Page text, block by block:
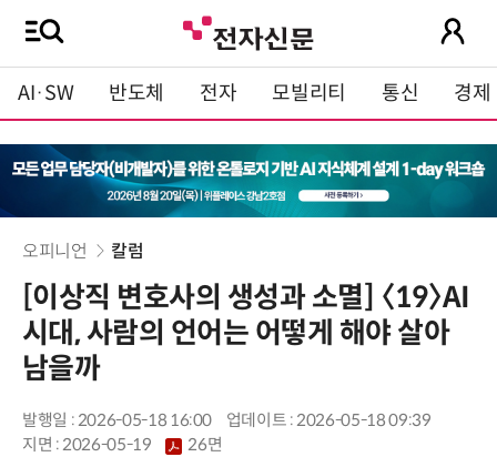
AI·SW 반도체 전자 모빌리티 통신 경제
오피니언 칼럼
[이상직 변호사의 생성과 소멸] 〈19〉AI
시대, 사람의 언어는 어떻게 해야 살아
남을까
발행일 : 2026-05-18 16:00
업데이트 : 2026-05-18 09:39
지면 :2026-05-19 26면